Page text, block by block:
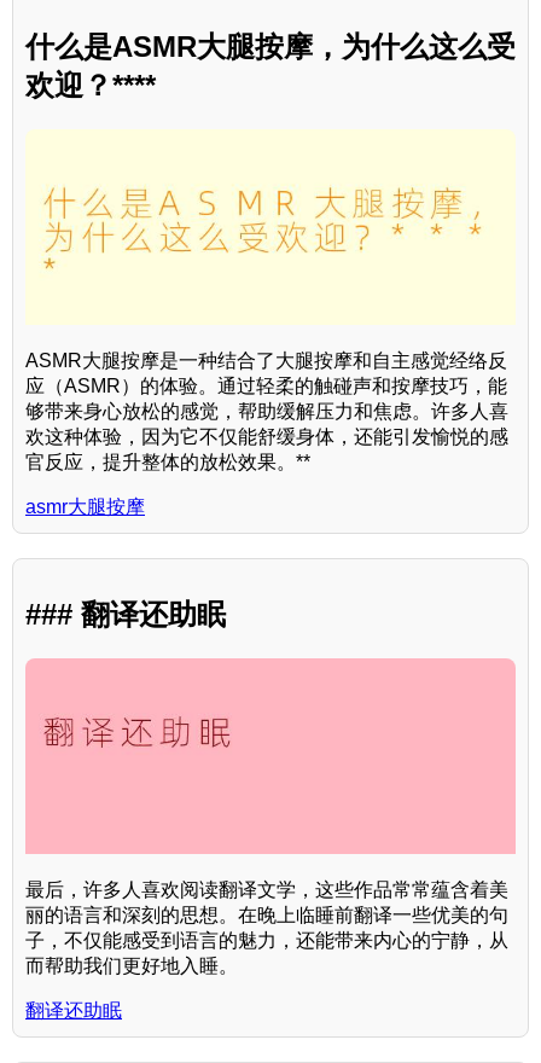
什么是ASMR大腿按摩，为什么这么受
欢迎？****
ASMR大腿按摩是一种结合了大腿按摩和自主感觉经络反
应（ASMR）的体验。通过轻柔的触碰声和按摩技巧，能
够带来身心放松的感觉，帮助缓解压力和焦虑。许多人喜
欢这种体验，因为它不仅能舒缓身体，还能引发愉悦的感
官反应，提升整体的放松效果。**
asmr大腿按摩
### 翻译还助眠
最后，许多人喜欢阅读翻译文学，这些作品常常蕴含着美
丽的语言和深刻的思想。在晚上临睡前翻译一些优美的句
子，不仅能感受到语言的魅力，还能带来内心的宁静，从
而帮助我们更好地入睡。
翻译还助眠